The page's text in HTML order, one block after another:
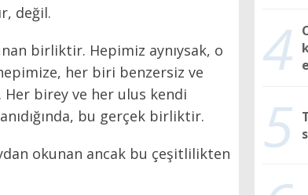
değil.
birliktir. Hepimiz aynıysak, o
her biri benzersiz ve
birey ve her ulus kendi
bu gerçek birliktir.
okunan ancak bu çeşitlilikten
4
5